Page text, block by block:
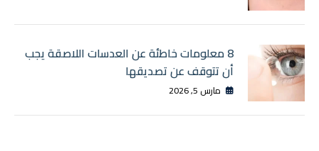
8 معلومات خاطئة عن العدسات اللاصقة يجب
أن تتوقف عن تصديقها
مارس 5, 2026